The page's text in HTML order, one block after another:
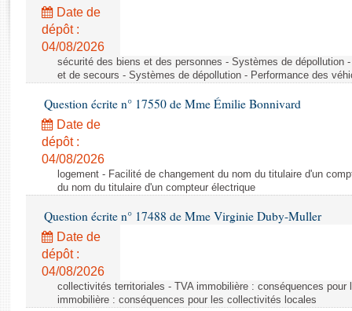
Rapports législatifs
Rapports sur l'application des lois
Baromètre de l’application des lois
Dossiers législatifs
Budget et sécurité sociale
Questions écrites et orales
Comptes rendus des débats
Date de
dépôt :
04/08/2026
sécurité des biens et des personnes - Systèmes de dépollution
et de secours - Systèmes de dépollution - Performance des
Question écrite n° 17550 de Mme Émilie Bonnivard
Date de
dépôt :
04/08/2026
logement - Facilité de changement du nom du titulaire d'un
du nom du titulaire d'un compteur électrique
Question écrite n° 17488 de Mme Virginie Duby-Muller
Date de
dépôt :
04/08/2026
collectivités territoriales - TVA immobilière : conséquences
immobilière : conséquences pour les collectivités locales